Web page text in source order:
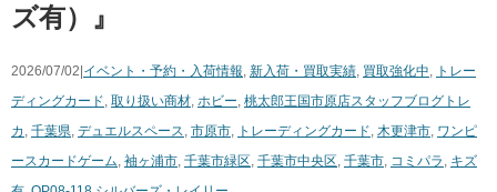
ズ有）』
2026/07/02|イベント・予約・入荷情報 新入荷・買取実績 買取強化中
トレー
ディングカード 取り扱い商材 ホビー 桃太郎王国市原店スタッフブログ トレ
カ 千葉県 デュエルスペース 市原市 トレーディングカード 木更津市 ワンピ
ースカードゲーム 袖ヶ浦市 千葉市緑区 千葉市中央区 千葉市 コミパラ
キズ